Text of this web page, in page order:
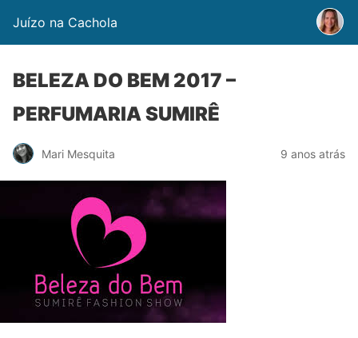
Juízo na Cachola
BELEZA DO BEM 2017 –
PERFUMARIA SUMIRÊ
Mari Mesquita 9 anos atrás